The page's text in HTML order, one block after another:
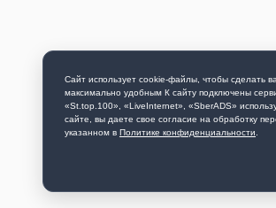
Сайт использует cookie-файлы, чтобы сделать
максимально удобным К cайту подключены
«St.top.100», «LiveInternet», «SberADS»
сайте, вы даете свое согласие на обработку
указанном в Политике конфиденциальности